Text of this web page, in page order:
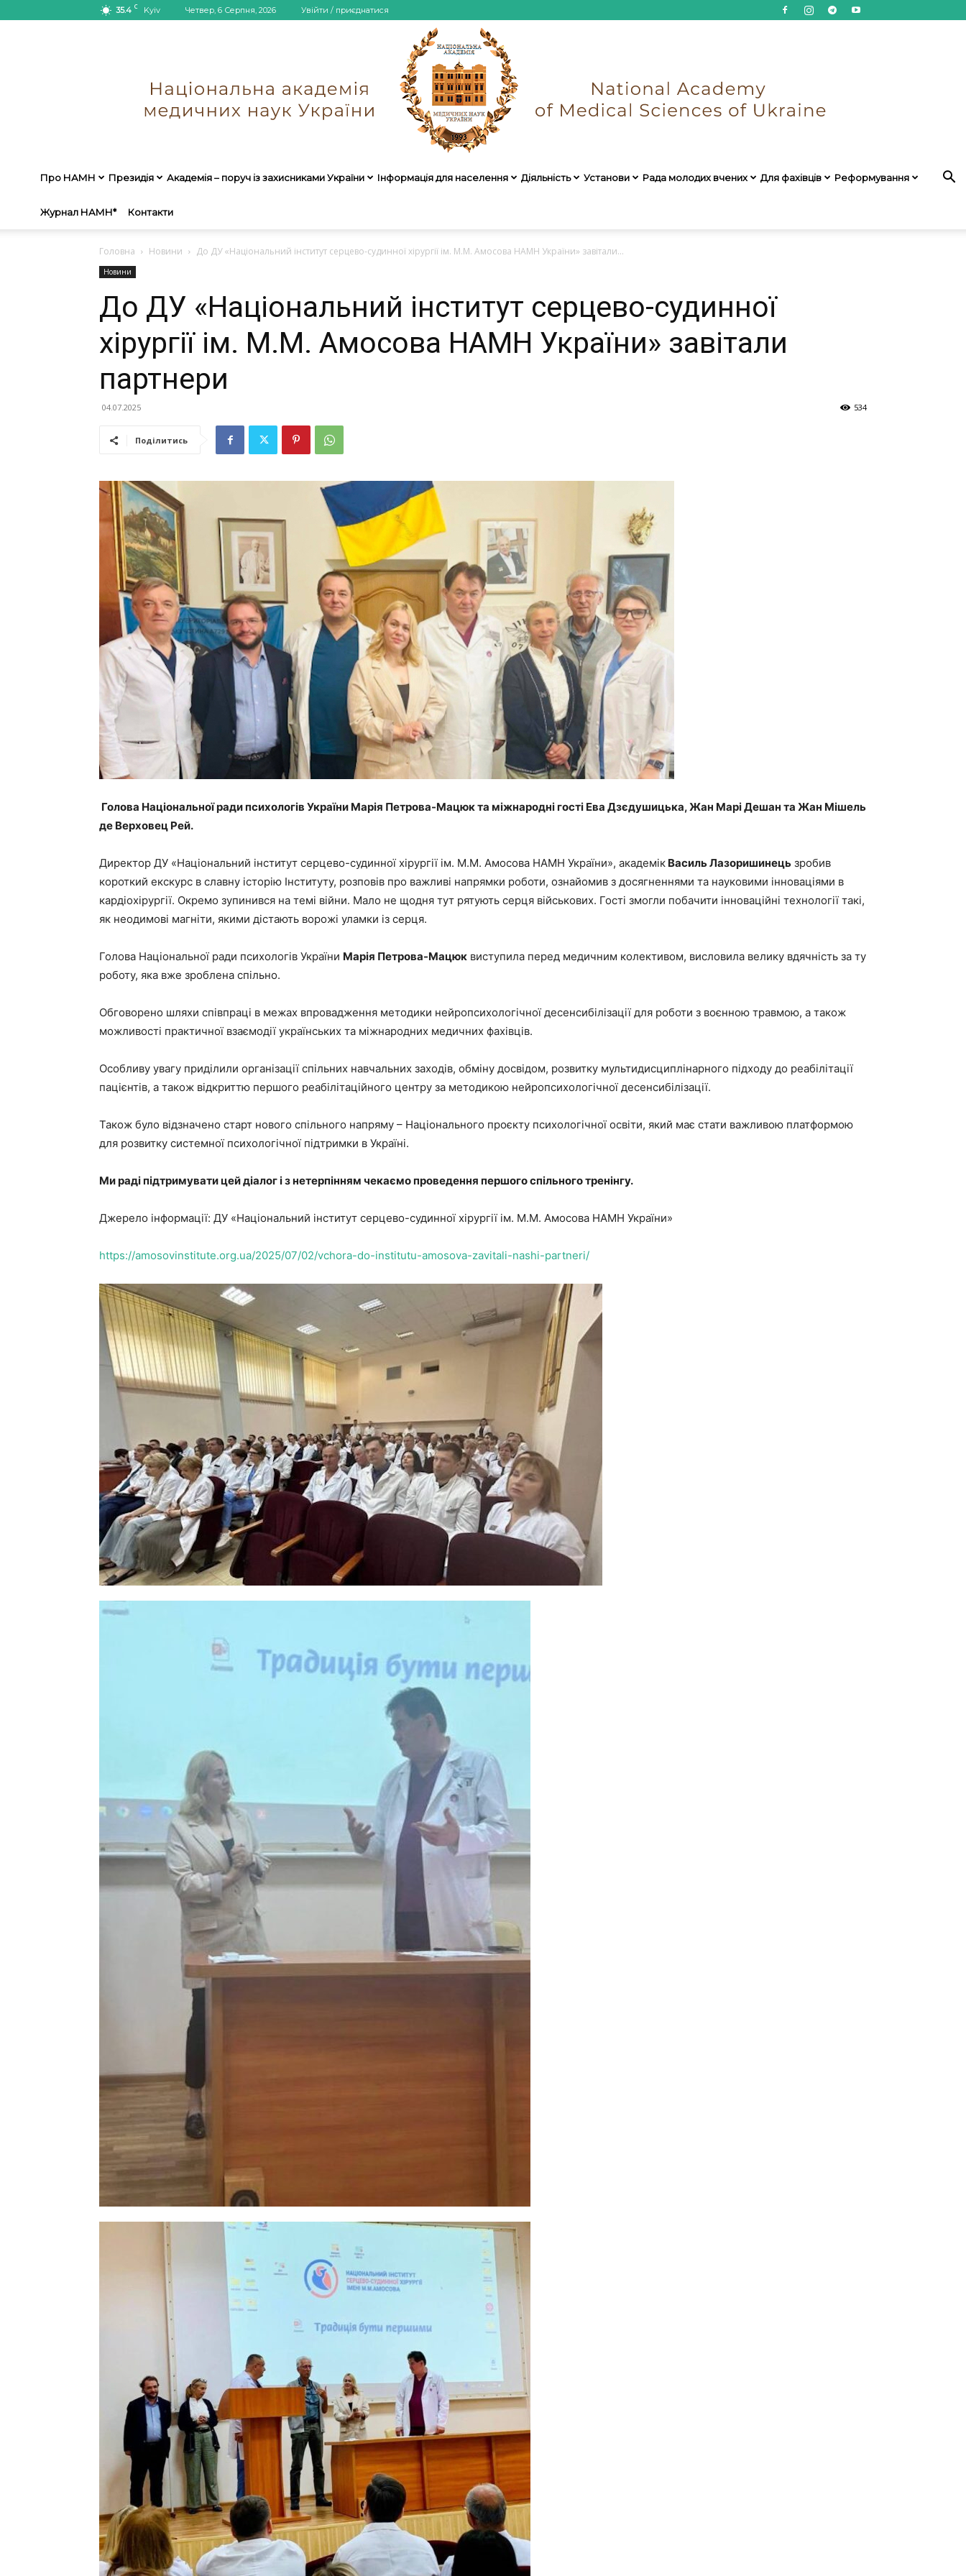
35.4 C Kyiv Четвер, 6 Серпня, 2026 Увійти / приєднатися
України
Про НАМН Президія Академія – поруч із захисниками України Інформація для населення Діяльність Установи Рада молодих вчених Для фахівців Реформування
Журнал НАМН* Контакти
Головна Новини До ДУ «Національний інститут серцево-судинної хірургії ім. М.М. Амосова НАМН України» завітали...
Новини
До ДУ «Національний інститут серцево-судинної
хірургії ім. М.М. Амосова НАМН України» завітали
партнери
04.07.2025 534
Поділитись
Голова Національної ради психологів України Марія Петрова-Мацюк та міжнародні гості Ева Дзєдушицька, Жан Марі Дешан та Жан Мішель
де Верховец Рей.
Директор ДУ «Національний інститут серцево-судинної хірургії ім. М.М. Амосова НАМН України», академік Василь Лазоришинець зробив
короткий екскурс в славну історію Інституту, розповів про важливі напрямки роботи, ознайомив з досягненнями та науковими інноваціями в
кардіохірургії. Окремо зупинився на темі війни. Мало не щодня тут рятують серця військових. Гості змогли побачити інноваційні технології такі,
як неодимові магніти, якими дістають ворожі уламки із серця.
Голова Національної ради психологів України Марія Петрова-Мацюк виступила перед медичним колективом, висловила велику вдячність за ту
роботу, яка вже зроблена спільно.
Обговорено шляхи співпраці в межах впровадження методики нейропсихологічної десенсибілізації для роботи з воєнною травмою, а також
можливості практичної взаємодії українських та міжнародних медичних фахівців.
Особливу увагу приділили організації спільних навчальних заходів, обміну досвідом, розвитку мультидисциплінарного підходу до реабілітації
пацієнтів, а також відкриттю першого реабілітаційного центру за методикою нейропсихологічної десенсибілізації.
Також було відзначено старт нового спільного напряму – Національного проєкту психологічної освіти, який має стати важливою платформою
для розвитку системної психологічної підтримки в Україні.
Ми раді підтримувати цей діалог і з нетерпінням чекаємо проведення першого спільного тренінгу.
Джерело інформації: ДУ «Національний інститут серцево-судинної хірургії ім. М.М. Амосова НАМН України»
https://amosovinstitute.org.ua/2025/07/02/vchora-do-institutu-amosova-zavitali-nashi-partneri/